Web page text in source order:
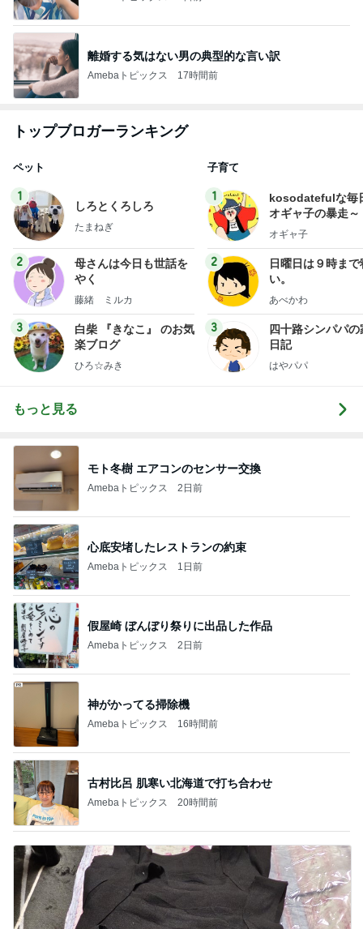
離婚する気はない男の典型的な言い訳
Amebaトピックス 17時間前
トップブロガーランキング
ペット
1
しろとくろしろ
たまねぎ
2
母さんは今日も世話を
やく
藤緒 ミルカ
3
白柴 『きなこ』 のお気
楽ブログ
ひろ☆みき
子育て
1
kosodatefulな毎
オギャ子の暴走～
オギャ子
2
日曜日は９時まで
い。
あべかわ
3
四十路シンパパの
日記
はやパパ
もっと見る
モト冬樹 エアコンのセンサー交換
Amebaトピックス 2日前
心底安堵したレストランの約束
Amebaトピックス 1日前
假屋崎 ぼんぼり祭りに出品した作品
Amebaトピックス 2日前
神がかってる掃除機
Amebaトピックス 16時間前
古村比呂 肌寒い北海道で打ち合わせ
Amebaトピックス 20時間前